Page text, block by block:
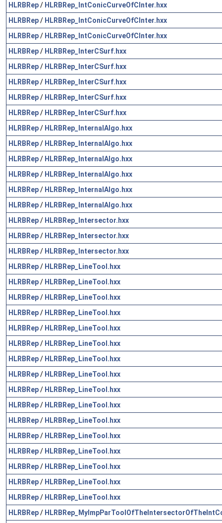
HLRBRep/ HLRBRep_IntConicCurveOfCInter.hxx
HLRBRep/ HLRBRep_IntConicCurveOfCInter.hxx
HLRBRep/ HLRBRep_IntConicCurveOfCInter.hxx
HLRBRep/ HLRBRep_InterCSurf.hxx
HLRBRep/ HLRBRep_InterCSurf.hxx
HLRBRep/ HLRBRep_InterCSurf.hxx
HLRBRep/ HLRBRep_InterCSurf.hxx
HLRBRep/ HLRBRep_InterCSurf.hxx
HLRBRep/ HLRBRep_InternalAlgo.hxx
HLRBRep/ HLRBRep_InternalAlgo.hxx
HLRBRep/ HLRBRep_InternalAlgo.hxx
HLRBRep/ HLRBRep_InternalAlgo.hxx
HLRBRep/ HLRBRep_InternalAlgo.hxx
HLRBRep/ HLRBRep_InternalAlgo.hxx
HLRBRep/ HLRBRep_Intersector.hxx
HLRBRep/ HLRBRep_Intersector.hxx
HLRBRep/ HLRBRep_Intersector.hxx
HLRBRep/ HLRBRep_LineTool.hxx
HLRBRep/ HLRBRep_LineTool.hxx
HLRBRep/ HLRBRep_LineTool.hxx
HLRBRep/ HLRBRep_LineTool.hxx
HLRBRep/ HLRBRep_LineTool.hxx
HLRBRep/ HLRBRep_LineTool.hxx
HLRBRep/ HLRBRep_LineTool.hxx
HLRBRep/ HLRBRep_LineTool.hxx
HLRBRep/ HLRBRep_LineTool.hxx
HLRBRep/ HLRBRep_LineTool.hxx
HLRBRep/ HLRBRep_LineTool.hxx
HLRBRep/ HLRBRep_LineTool.hxx
HLRBRep/ HLRBRep_LineTool.hxx
HLRBRep/ HLRBRep_LineTool.hxx
HLRBRep/ HLRBRep_LineTool.hxx
HLRBRep/ HLRBRep_LineTool.hxx
HLRBRep/